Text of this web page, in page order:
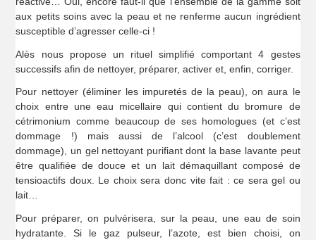
aux petits soins avec la peau et ne renferme aucun ingrédient
susceptible d’agresser celle-ci !
Alès nous propose un rituel simplifié comportant 4 gestes
successifs afin de nettoyer, préparer, activer et, enfin, corriger.
Pour nettoyer (éliminer les impuretés de la peau), on aura le
choix entre une eau micellaire qui contient du bromure de
cétrimonium comme beaucoup de ses homologues (et c’est
dommage !) mais aussi de l’alcool (c’est doublement
dommage), un gel nettoyant purifiant dont la base lavante peut
être qualifiée de douce et un lait démaquillant composé de
tensioactifs doux. Le choix sera donc vite fait : ce sera gel ou
lait…
Pour préparer, on pulvérisera, sur la peau, une eau de soin
hydratante. Si le gaz pulseur, l’azote, est bien choisi, on